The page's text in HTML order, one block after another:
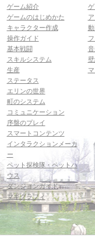
ゲーム紹介
ゲームのはじめかた
キャラクター作成
操作ガイド
基本戦闘
スキルシステム
生産
ステータス
エリンの世界
町のシステム
コミュニケーション
序盤のプレイ
スマートコンテンツ
インタラクションメーカ
ー
ペット探検隊・ペットハ
ウス
ダンジョンガイド
マギグラフィ